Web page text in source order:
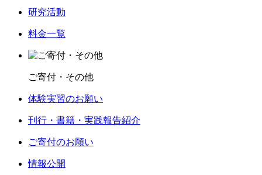
研究活動
料金一覧
ご寄付・その他
体験実習のお願い
刊行・書籍・実践報告紹介
ご寄付のお願い
情報公開